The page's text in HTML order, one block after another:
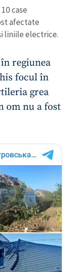
case
afectate
liniile electrice.
în regiunea
focul în
grea
om nu a fost